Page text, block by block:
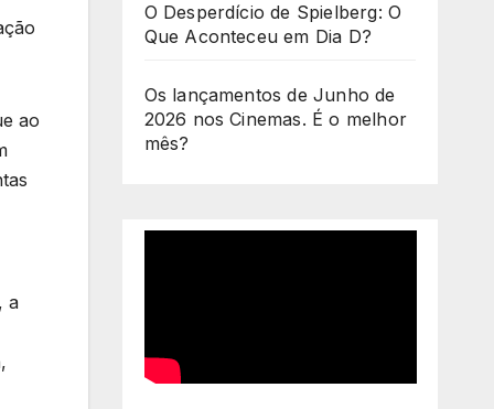
ao
a
O Desperdício de Spielberg: O
Que Aconteceu em Dia D?
Os lançamentos de Junho de
2026 nos Cinemas. É o melhor
mês?